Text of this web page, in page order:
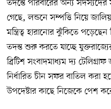
তদন্তে পরিবারের অন্য সদস্যদের
গেছে, লন্ডনে সম্পত্তি নিয়ে
মন্ত্রিত্ব হারানোর ঝুঁকিতে
তদন্ত শুরু করতে যাচ্ছে
ব্রিটিশ সংবাদমাধ্যম দ্য
নির্ধারিত চীন সফর বাতিল করা
উপদেষ্টার কাছে নিজেকে পেশ